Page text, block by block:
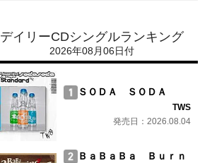
デイリーCDシングルランキング
2026年08月06日付
ＳＯＤＡ ＳＯＤＡ
TWS
発売日：2026.08.04
ＢａＢａＢａ Ｂｕｒｎ